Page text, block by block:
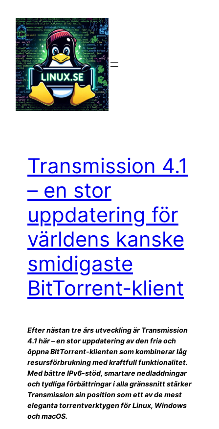
innehåll
Transmission 4.1
– en stor
uppdatering för
världens kanske
smidigaste
BitTorrent-klient
Efter nästan tre års utveckling är Transmission
4.1 här – en stor uppdatering av den fria och
öppna BitTorrent-klienten som kombinerar låg
resursförbrukning med kraftfull funktionalitet.
Med bättre IPv6-stöd, smartare nedladdningar
och tydliga förbättringar i alla gränssnitt stärker
Transmission sin position som ett av de mest
eleganta torrentverktygen för Linux, Windows
och macOS.